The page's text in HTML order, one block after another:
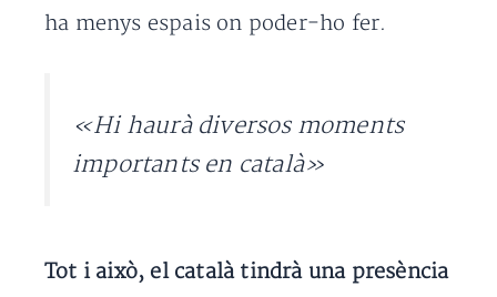
ha menys espais on poder-ho fer.
«Hi haurà diversos moments
importants en català»
Tot i això, el català tindrà una presència